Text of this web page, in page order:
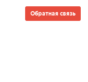
Обратная связь